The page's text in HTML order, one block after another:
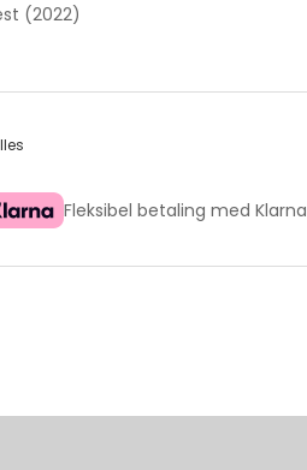
(2022)
Fleksibel betaling med Klarna